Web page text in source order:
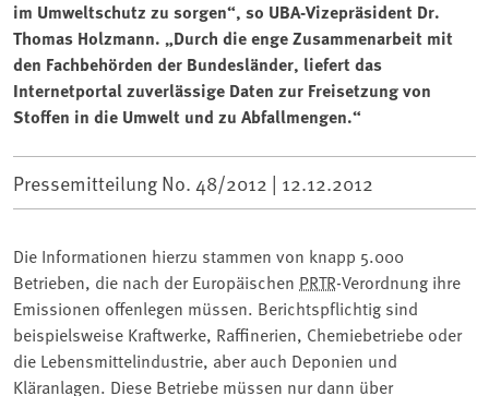
im Umweltschutz zu sorgen“, so UBA-Vizepräsident Dr.
Thomas Holzmann. „Durch die enge Zusammenarbeit mit
den Fachbehörden der Bundesländer, liefert das
Internetportal zuverlässige Daten zur Freisetzung von
Stoffen in die Umwelt und zu Abfallmengen.“
Pressemitteilung No. 48/2012 | 12.12.2012
Die Informationen hierzu stammen von knapp 5.000
Betrieben, die nach der Europäischen PRTR-Verordnung ihre
Emissionen offenlegen müssen. Berichtspflichtig sind
beispielsweise Kraftwerke, Raffinerien, Chemiebetriebe oder
die Lebensmittelindustrie, aber auch Deponien und
Kläranlagen. Diese Betriebe müssen nur dann über